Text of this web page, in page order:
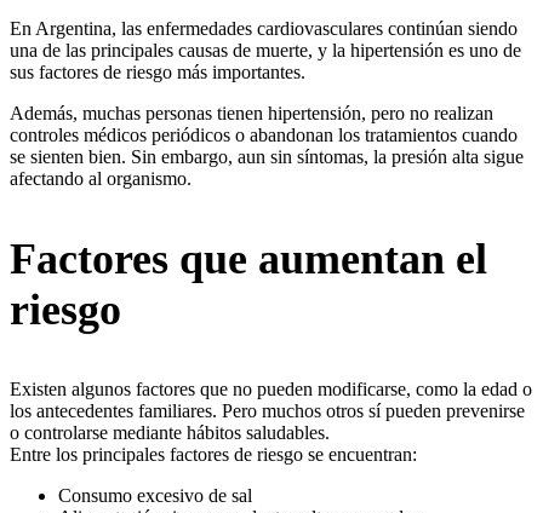
En Argentina, las enfermedades cardiovasculares continúan siendo
una de las principales causas de muerte, y la hipertensión es uno de
sus factores de riesgo más importantes.
Además, muchas personas tienen hipertensión, pero no realizan
controles médicos periódicos o abandonan los tratamientos cuando
se sienten bien. Sin embargo, aun sin síntomas, la presión alta sigue
afectando al organismo.
Factores que aumentan el
riesgo
Existen algunos factores que no pueden modificarse, como la edad o
los antecedentes familiares. Pero muchos otros sí pueden prevenirse
o controlarse mediante hábitos saludables.
Entre los principales factores de riesgo se encuentran:
Consumo excesivo de sal